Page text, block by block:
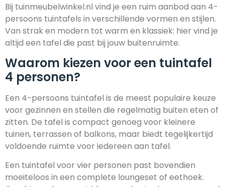
Bij tuinmeubelwinkel.nl vind je een ruim aanbod aan 4-
persoons tuintafels in verschillende vormen en stijlen.
Van strak en modern tot warm en klassiek: hier vind je
altijd een tafel die past bij jouw buitenruimte.
Waarom kiezen voor een tuintafel
4 personen?
Een 4-persoons tuintafel is de meest populaire keuze
voor gezinnen en stellen die regelmatig buiten eten of
zitten. De tafel is compact genoeg voor kleinere
tuinen, terrassen of balkons, maar biedt tegelijkertijd
voldoende ruimte voor iedereen aan tafel.
Een tuintafel voor vier personen past bovendien
moeiteloos in een complete loungeset of eethoek.